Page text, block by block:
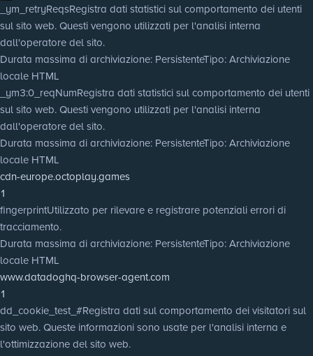
_ym_retryReqsRegistra dati statistici sul comportamento dei utenti
sul sito web. Questi vengono utilizzati per l'analisi interna
dall'operatore del sito.
Durata massima di archiviazione: PersistenteTipo: Archiviazione
locale HTML
_ym3:0_reqNumRegistra dati statistici sul comportamento dei utenti
sul sito web. Questi vengono utilizzati per l'analisi interna
dall'operatore del sito.
Durata massima di archiviazione: PersistenteTipo: Archiviazione
locale HTML
cdn-europe.octoplay.games
1
fingerprintUtilizzato per rilevare e registrare potenziali errori di
tracciamento.
Durata massima di archiviazione: PersistenteTipo: Archiviazione
locale HTML
www.datadoghq-browser-agent.com
1
dd_cookie_test_#Registra dati sul comportamento dei visitatori sul
sito web. Queste informazioni sono usate per l'analisi interna e
l'ottimizzazione del sito web.